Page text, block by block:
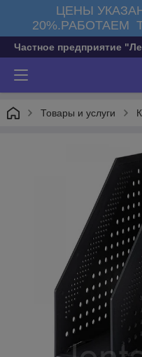
ЦЕНЫ
20%.РАБОТАЕМ
Частное предприятие
Товары и услуги